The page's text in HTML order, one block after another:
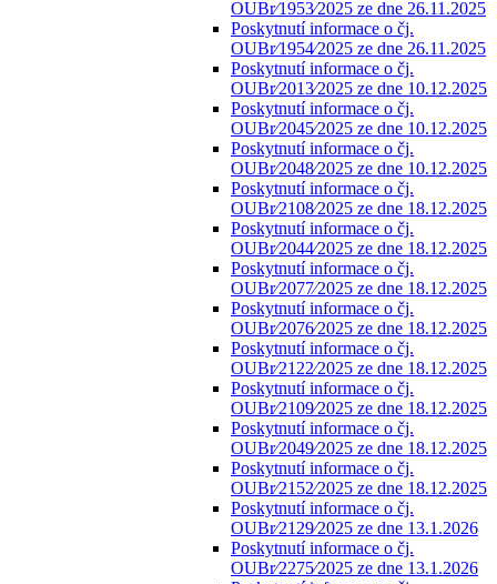
OUBr⁄1953⁄2025 ze dne 26.11.2025
Poskytnutí informace o čj.
OUBr⁄1954⁄2025 ze dne 26.11.2025
Poskytnutí informace o čj.
OUBr⁄2013⁄2025 ze dne 10.12.2025
Poskytnutí informace o čj.
OUBr⁄2045⁄2025 ze dne 10.12.2025
Poskytnutí informace o čj.
OUBr⁄2048⁄2025 ze dne 10.12.2025
Poskytnutí informace o čj.
OUBr⁄2108⁄2025 ze dne 18.12.2025
Poskytnutí informace o čj.
OUBr⁄2044⁄2025 ze dne 18.12.2025
Poskytnutí informace o čj.
OUBr⁄2077⁄2025 ze dne 18.12.2025
Poskytnutí informace o čj.
OUBr⁄2076⁄2025 ze dne 18.12.2025
Poskytnutí informace o čj.
OUBr⁄2122⁄2025 ze dne 18.12.2025
Poskytnutí informace o čj.
OUBr⁄2109⁄2025 ze dne 18.12.2025
Poskytnutí informace o čj.
OUBr⁄2049⁄2025 ze dne 18.12.2025
Poskytnutí informace o čj.
OUBr⁄2152⁄2025 ze dne 18.12.2025
Poskytnutí informace o čj.
OUBr⁄2129⁄2025 ze dne 13.1.2026
Poskytnutí informace o čj.
OUBr⁄2275⁄2025 ze dne 13.1.2026